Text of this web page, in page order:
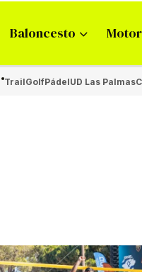
Baloncesto Motor
TrailGolfPádelUD Las Palmas